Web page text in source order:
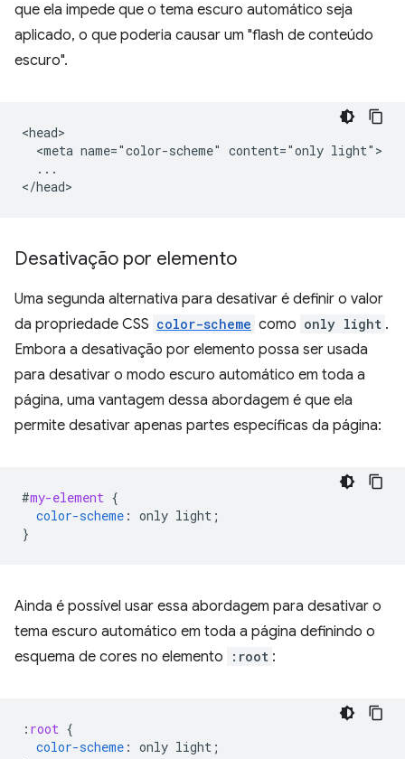
que ela impede que o tema escuro automático seja
aplicado, o que poderia causar um "flash de conteúdo
escuro".
<head>
  <meta name="color-scheme" content="only light">
  ...
Desativação por elemento
Uma segunda alternativa para desativar é definir o valor
da propriedade CSS color-scheme como only light .
Embora a desativação por elemento possa ser usada
para desativar o modo escuro automático em toda a
página, uma vantagem dessa abordagem é que ela
permite desativar apenas partes específicas da página:
#my-element {
color-scheme : only light ;
}
Ainda é possível usar essa abordagem para desativar o
tema escuro automático em toda a página definindo o
esquema de cores no elemento
:root :
: root {
color-scheme : only light ;